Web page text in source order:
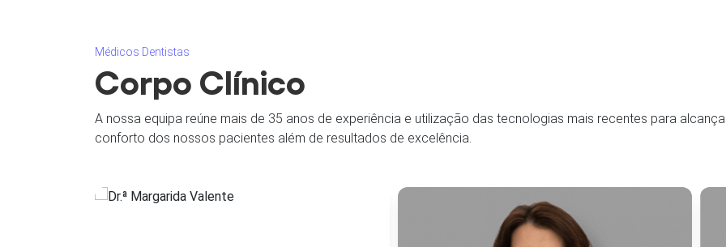
Médicos Dentistas
Corpo Clínico
A nossa equipa reúne mais de 35 anos de experiência e utilização das tecnologias mais recentes para
conforto dos nossos pacientes além de resultados de excelência.